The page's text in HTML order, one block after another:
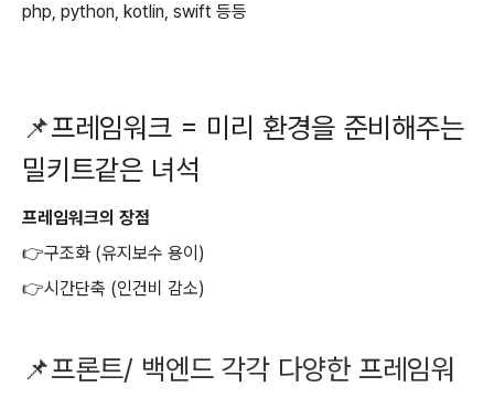
php, python, kotlin, swift 등등
📌프레임워크 = 미리 환경을 준비해주는
밀키트같은 녀석
프레임워크의 장점
👉구조화 (유지보수 용이)
👉시간단축 (인건비 감소)
📌프론트/ 백엔드 각각 다양한 프레임워